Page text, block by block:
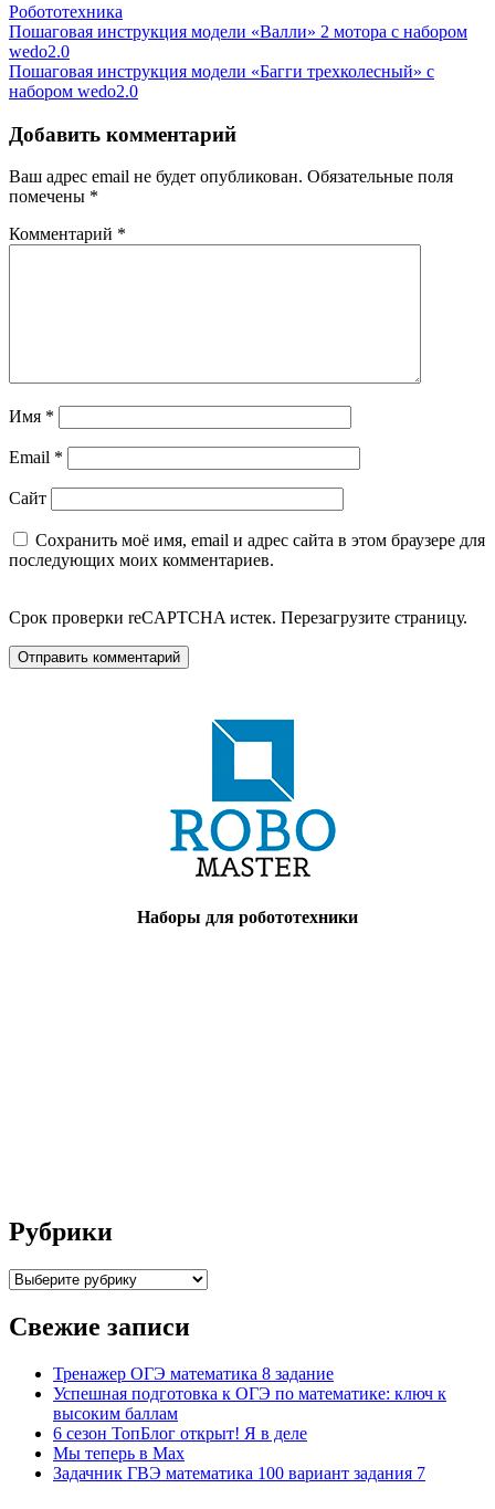
Робототехника
Навигация
по
записям
Пошаговая инструкция модели «Валли» 2 мотора с набором
wedo2.0
Пошаговая инструкция модели «Багги трехколесный» с
набором wedo2.0
Добавить комментарий
Ваш адрес email не будет опубликован. Обязательные поля
помечены *
Комментарий *
Имя *
Email *
Сайт
Сохранить моё имя, email и адрес сайта в этом браузере для
последующих моих комментариев.
Срок проверки reCAPTCHA истек. Перезагрузите страницу.
Наборы для робототехники
Рубрики
Рубрики
Свежие записи
Тренажер ОГЭ математика 8 задание
Успешная подготовка к ОГЭ по математике: ключ к
высоким баллам
6 сезон ТопБлог открыт! Я в деле
Мы теперь в Max
Задачник ГВЭ математика 100 вариант задания 7